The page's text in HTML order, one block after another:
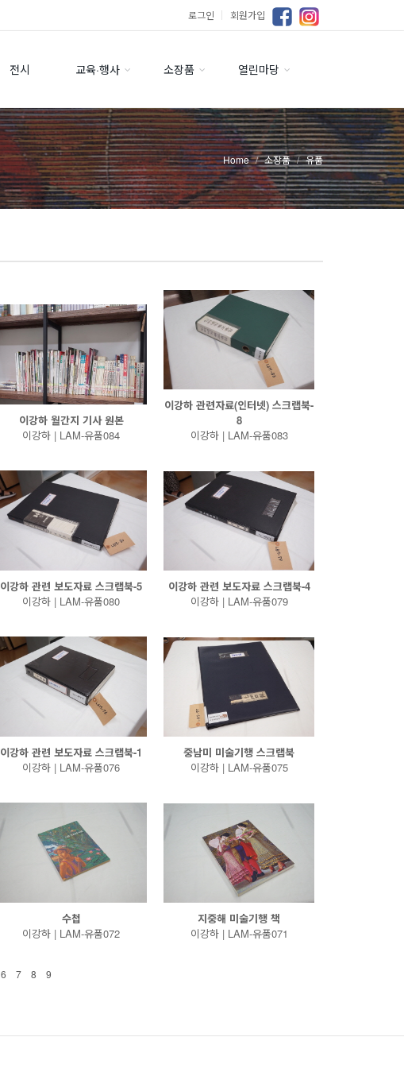
로그인 ｜ 회원가입
전시 교육·행사 소장품 열린마당
Home 소장품 유품
이강하 월간지 기사 원본
이강하 | LAM-유품084
이강하 관련자료(인터넷) 스크랩북-
8
이강하 | LAM-유품083
이강하 관련 보도자료 스크랩북-5
이강하 | LAM-유품080
이강하 관련 보도자료 스크랩북-4
이강하 | LAM-유품079
이강하 관련 보도자료 스크랩북-1
이강하 | LAM-유품076
중남미 미술기행 스크랩북
이강하 | LAM-유품075
수첩
이강하 | LAM-유품072
지중해 미술기행 책
이강하 | LAM-유품071
6 7 8 9